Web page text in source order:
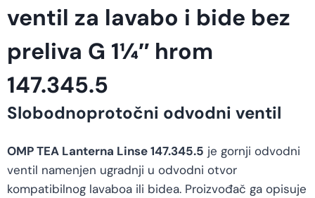
ventil za lavabo i bide bez
preliva G 1¼″ hrom
147.345.5
Slobodnoprotočni odvodni ventil
OMP TEA Lanterna Linse 147.345.5 je gornji odvodni
ventil namenjen ugradnji u odvodni otvor
kompatibilnog lavaboa ili bidea. Proizvođač ga opisuje